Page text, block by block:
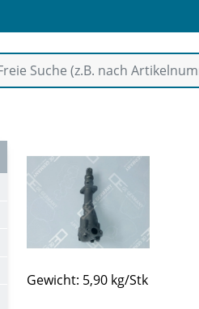
Gewicht: 5,90 kg/Stk